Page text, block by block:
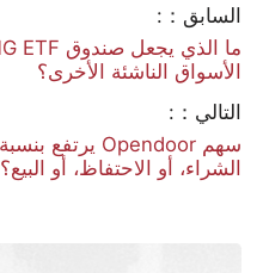
السابق：:
الأسواق الناشئة الأخرى؟
التالي：:
الشراء، أو الاحتفاظ، أو البيع؟